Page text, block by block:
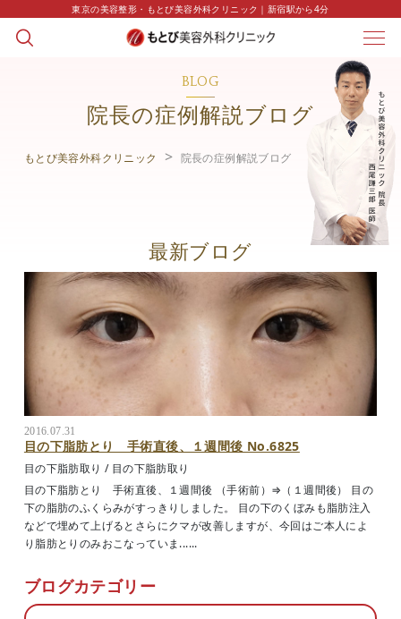
東京の美容整形・もとび美容外科クリニック｜新宿駅から4分
BLOG
院長の症例解説ブログ
もとび美容外科クリニック 院長の症例解説ブログ
最新ブログ
2016.07.31
目の下脂肪とり 手術直後、１週間後 No.6825
目の下脂肪取り / 目の下脂肪取り
目の下脂肪とり 手術直後、１週間後 （手術前）⇒（１週間後） 目の
下の脂肪のふくらみがすっきりしました。 目の下のくぼみも脂肪注入
などで埋めて上げるとさらにクマが改善しますが、今回はご本人によ
り脂肪とりのみおこなっていま......
ブログカテゴリー